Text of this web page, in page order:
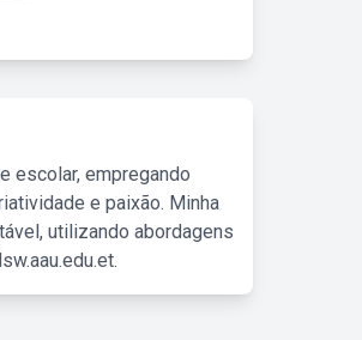
escolar, empregando
e paixão. Minha
utilizando abordagens